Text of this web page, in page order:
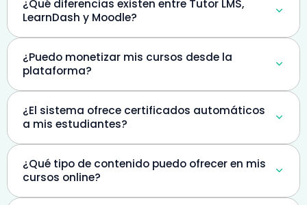
¿Qué diferencias existen entre Tutor LMS,
LearnDash y Moodle?
¿Puedo monetizar mis cursos desde la
plataforma?
¿El sistema ofrece certificados automáticos
a mis estudiantes?
¿Qué tipo de contenido puedo ofrecer en mis
cursos online?